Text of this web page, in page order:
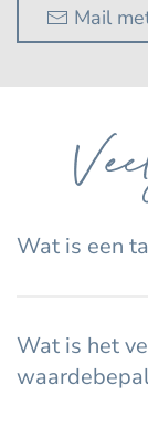
Mail
Wat is een
Wat is het